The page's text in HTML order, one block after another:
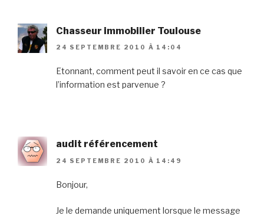
Chasseur immobilier Toulouse
24 SEPTEMBRE 2010 À 14:04
Etonnant, comment peut il savoir en ce cas que
l’information est parvenue ?
audit référencement
24 SEPTEMBRE 2010 À 14:49
Bonjour,
Je le demande uniquement lorsque le message